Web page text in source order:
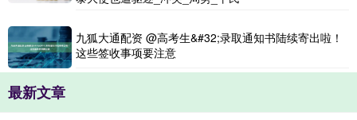
九狐大通配资 @高考生&#32;录取通知书陆续寄出啦！
这些签收事项要注意
最新文章